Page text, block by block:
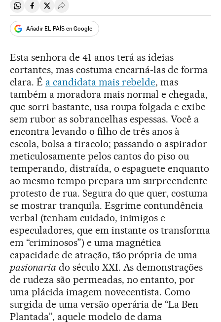
Compartir en Whatsapp
Compartir en Facebook
Compartir en Twitter
Desplegar Redes Sociales
Añadir EL PAÍS en Google
Esta senhora de 41 anos terá as ideias
cortantes, mas costuma encarná-las de forma
clara. É a candidata mais rebelde, mas
também a moradora mais normal e chegada,
que sorri bastante, usa roupa folgada e exibe
sem rubor as sobrancelhas espessas. Você a
encontra levando o filho de três anos à
escola, bolsa a tiracolo; passando o aspirador
meticulosamente pelos cantos do piso ou
temperando, distraída, o espaguete enquanto
ao mesmo tempo prepara um surpreendente
protesto de rua. Segura do que quer, costuma
se mostrar tranquila. Esgrime contundência
verbal (tenham cuidado, inimigos e
especuladores, que em instante os transforma
em “criminosos”) e uma magnética
capacidade de atração, tão própria de uma
pasionaria do século XXI. As demonstrações
de rudeza são permeadas, no entanto, por
uma plácida imagem novecentista. Como
surgida de uma versão operária de “La Ben
Plantada”, aquele modelo de dama